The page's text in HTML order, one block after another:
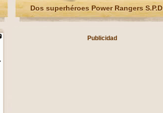
Dos superhéroes Power Rangers S.P.D
Publicidad